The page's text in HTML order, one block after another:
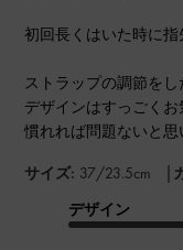
初回長くはいた時に
ストラップの調節をし
デザインはすっごくお
慣れれば問題ないと思
サイズ: 37/23.5cm |
デザイン